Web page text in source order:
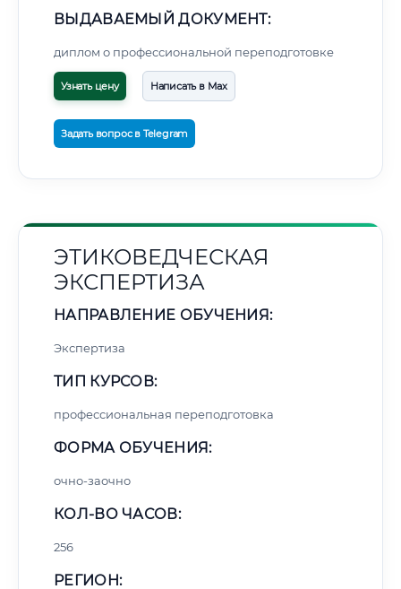
ВЫДАВАЕМЫЙ ДОКУМЕНТ:
диплом о профессиональной переподготовке
Узнать цену Написать в Max
Задать вопрос в Telegram
ЭТИКОВЕДЧЕСКАЯ
ЭКСПЕРТИЗА
НАПРАВЛЕНИЕ ОБУЧЕНИЯ:
Экспертиза
ТИП КУРСОВ:
профессиональная переподготовка
ФОРМА ОБУЧЕНИЯ:
очно-заочно
КОЛ-ВО ЧАСОВ:
256
РЕГИОН: